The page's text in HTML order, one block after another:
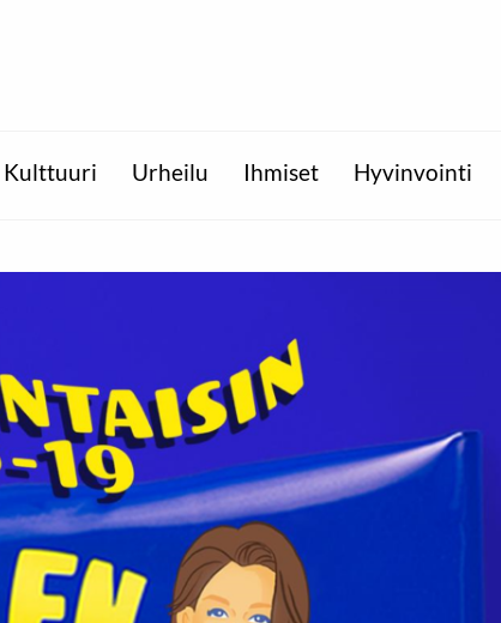
Kulttuuri Urheilu Ihmiset Hyvinvointi